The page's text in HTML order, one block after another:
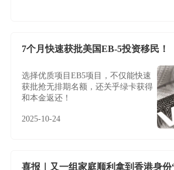
7个月快速获批美国EB-5投资移民！
选择优质项目EB5项目，不仅能快速
获批抢无排期名额，还关乎绿卡获得
和本金返还！
2025-10-24
喜报｜又一组家庭顺利拿到香港身份